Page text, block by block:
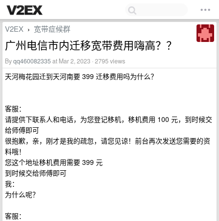
V2EX › 宽带症候群
广州电信市内迁移宽带费用嗨高？？
Byqq460082335at Mar 2, 2023 · 2795 views
天河梅花园迁到天河南要 399 迁移费用吗为什么？
客服：
请提供下联系人和电话，为您登记移机，移机费用 100 元，到时候交
给师傅即可
很抱歉，亲，刚才是我的疏忽，请您见谅！前台再次发送您需要的资
料哦！
您这个地址移机费用需要 399 元
到时候交给师傅即可
我：
为什么呢？
客服：